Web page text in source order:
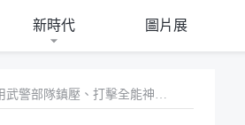
新時代 圖片展